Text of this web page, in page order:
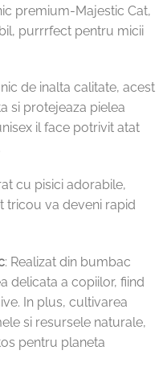
premium-Majestic Cat,
purrrfect pentru micii
de inalta calitate, acest
si protejeaza pielea
il face potrivit atat
cu pisici adorabile,
tricou va deveni rapid
: Realizat din bumbac
delicata a copiilor, fiind
In plus, cultivarea
si resursele naturale,
pentru planeta